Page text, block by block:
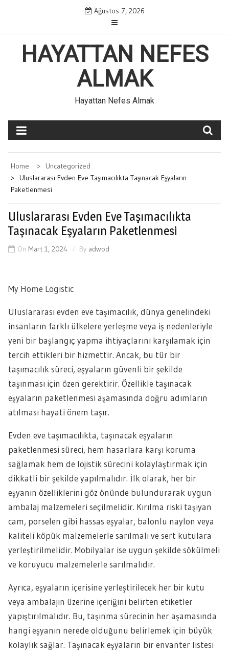
content
Ağustos 7, 2026
HAYATTAN NEFES
ALMAK
Hayattan Nefes Almak
Home
Uncategorized
Uluslararası Evden Eve Taşımacılıkta Taşınacak Eşyaların
Paketlenmesi
Uluslararası Evden Eve Taşımacılıkta
Taşınacak Eşyaların Paketlenmesi
On Mart 1, 2024 By adwod
My Home Logistic
Uluslararası evden eve taşımacılık, dünya genelindeki
insanların farklı ülkelere yerleşme veya iş nedenleriyle
yeni bir başlangıç yapma ihtiyaçlarını karşılamak için
tercih ettikleri bir hizmettir. Ancak, bu tür bir
taşımacılık süreci, eşyaların güvenli bir şekilde
taşınması için özen gerektirir. Özellikle taşınacak
eşyaların paketlenmesi aşamasında doğru adımların
atılması hayati önem taşır.
Evden eve taşımacılıkta, taşınacak eşyaların
paketlenmesi süreci, hem hasarlara karşı koruma
sağlamak hem de lojistik sürecini kolaylaştırmak için
dikkatli bir şekilde yapılmalıdır. İlk olarak, her bir
eşyanın özelliklerini göz önünde bulundurarak uygun
ambalaj malzemeleri seçilmelidir. Kırılma riski taşıyan
cam, porselen gibi hassas eşyalar, balonlu naylon veya
kaliteli köpük malzemelerle sarılmalı ve sert kutulara
yerleştirilmelidir. Mobilyalar ise uygun şekilde sökülmeli
ve koruyucu malzemelerle sarılmalıdır.
Ayrıca, eşyaların içerisine yerleştirilecek her bir kutu
veya ambalajın üzerine içeriğini belirten etiketler
yapıştırılmalıdır. Bu, taşınma sürecinin her aşamasında
hangi eşyanın nerede olduğunu belirlemek için büyük
kolaylık sağlar. Taşınacak eşyaların bir envanter listesi